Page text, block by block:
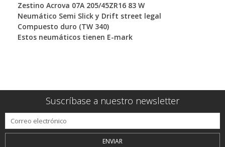
Zestino Acrova 07A 205/45ZR16 83 W
Neumático Semi Slick y Drift street legal
Compuesto duro (TW 340)
Estos neumáticos tienen E-mark
Suscríbase a nuestro newsletter
ENVIAR